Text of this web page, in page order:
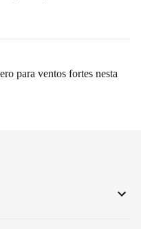
para ventos fortes nesta